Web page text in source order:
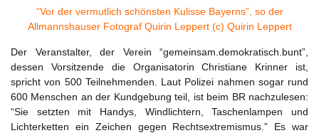
“Vor der vermutlich schönsten Kulisse Bayerns”, so der
Allmannshauser Fotograf Quirin Leppert (c) Quirin Leppert
Der Veranstalter, der Verein “gemeinsam.demokratisch.bunt”,
dessen Vorsitzende die Organisatorin Christiane Krinner ist,
spricht von 500 Teilnehmenden. Laut Polizei nahmen sogar rund
600 Menschen an der Kundgebung teil, ist beim BR nachzulesen:
“Sie setzten mit Handys, Windlichtern, Taschenlampen und
Lichterketten ein Zeichen gegen Rechtsextremismus.” Es war